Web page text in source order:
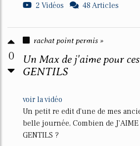
2 Vidéos
48 Articles
0
rachat point permis »
Un Max de j'aime pour
GENTILS
voir la vidéo
Un petit re edit d'une de mes
belle journée, Combien de J'AIME
GENTILS ?